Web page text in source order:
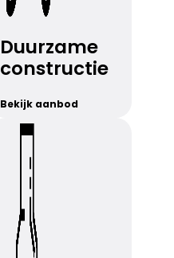
Duurzame
constructie
Bekijk aanbod